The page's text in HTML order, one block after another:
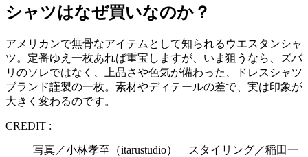
シャツはなぜ買いなのか？
アメリカンで無骨なアイテムとして知られるウエスタンシャ
ツ。定番ゆえ一枚あれば重宝しますが、いま狙うなら、ズバ
リのソレではなく、上品さや色気が備わった、ドレスシャツ
ブランド謹製の一枚。素材やディテールの差で、実は印象が
大きく変わるのです。
CREDIT :
写真／小林孝至（itarustudio） スタイリング／稲田一